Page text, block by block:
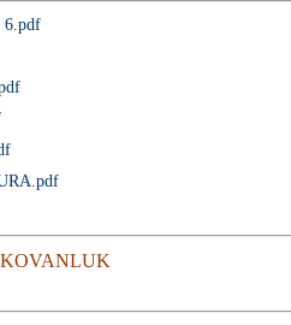
6.pdf